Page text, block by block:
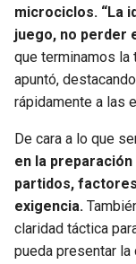
microciclos. “La
juego, no perder
que terminamos la
apuntó,
rápidamente a las
De cara a lo que
en la
partidos,
exigencia.
claridad táctica
pueda presentar